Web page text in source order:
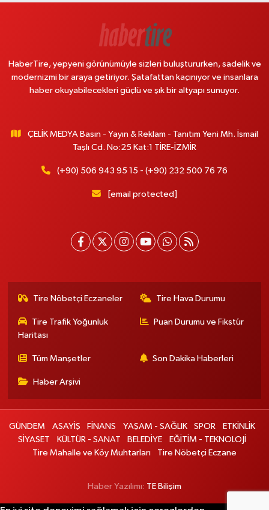
HaberTire, yepyeni görünümüyle sizleri buluştururken, sadelik ve
modernizmi bir araya getiriyor. Şatafattan kaçınıyor ve insanlara
haber okuyabilecekleri güçlü ve şık bir altyapı sunuyor.
ÇELİK MEDYA Basın - Yayın & Reklam - Tanıtım Yeni Mh. İsmail
Taşlı Cd. No:25 Kat:1 TİRE-İZMİR
(+90) 506 943 95 15 - (+90) 232 500 76 76
[email protected]
Tire Nöbetçi Eczaneler Tire Hava Durumu
Tire Trafik Yoğunluk
Haritası
Puan Durumu ve Fikstür
Tüm Manşetler Son Dakika Haberleri
Haber Arşivi
GÜNDEM ASAYİŞ FİNANS YAŞAM - SAĞLIK SPOR
ETKİNLİK
SİYASET
KÜLTÜR - SANAT BELEDİYE
EĞİTİM - TEKNOLOJİ
Tire Mahalle ve Köy Muhtarları
Tire Nöbetçi Eczane
Haber Yazılımı: TE Bilişim